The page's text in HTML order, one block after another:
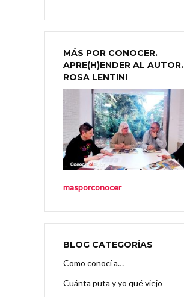
MÁS POR CONOCER.
APRE(H)ENDER AL AUTOR.
ROSA LENTINI
masporconocer
BLOG CATEGORÍAS
Como conocí a…
Cuánta puta y yo qué viejo